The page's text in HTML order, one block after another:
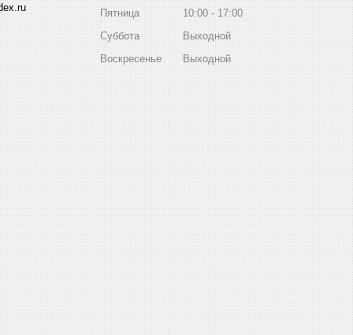
Пятница
10:00
17:00
Суббота
Выходной
Воскресенье
Выходной